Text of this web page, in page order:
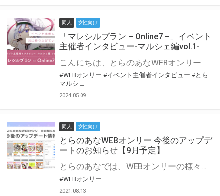
同人 女性向け
「マレシルプラン – Online7 –」イベント
主催者インタビュー-マルシェ編vol.1-
こんにちは、とらのあなWEBオンリー運営スタッフです。 新たにお届けする、イベント主催者インタビュー-マルシェ編-は、 とらのあなWEBオンリー「マルシェ」をご利用した主催様に 「マルシェ」を使って開催した感想や心がけをお聞きする企画です。 今回は、WEBオンリー開催7回目迎えた「マレシルプラン – Online7 –」より、 主催の玉川うた様にお話を伺いました。 ▼マレシルプランのインタビュー前回記事 「イベント主催者インタビュー vol.6」はこちら 協力：玉川うた様（マレシルプラン実行委員会 代表）／イベント公式Twitter（@mallesil_plan） とらのあなWEBオンリー「マルシェ」とは？ WEBオンリーでリアルタイムでコミュニケーションがとれるオンライン会場です。
#WEBオンリー #イベント主催者インタビュー #とら
マルシェ
2024.05.09
同人 女性向け
とらのあなWEBオンリー 今後のアップデ
ートのお知らせ【9月予定】
とらのあなでは、WEBオンリーの様々な支援を実施しています。 今回は2021年9月に実装を予定しているアップデート情報についてご紹介いたします。 とらのあなWEBオンリーサイトはこちら
#WEBオンリー
2021.08.13